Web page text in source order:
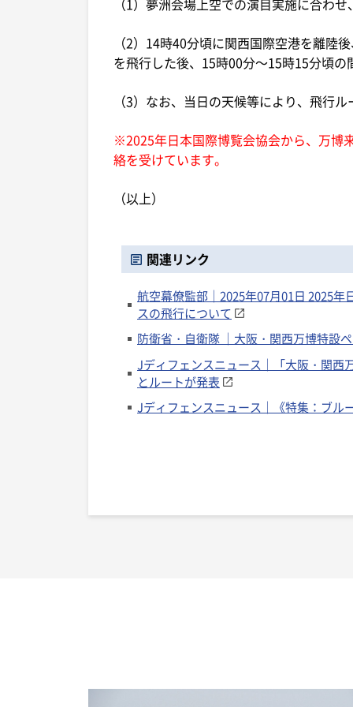
（2）14時40分頃に関西国際空港を離陸
を飛行した後、15時00分～15時15分頃
（3）なお、当日の天候等により、飛行
※2025年日本国際博覧会協会から、万博
絡を受けています。
（以上）
関連リンク
航空幕僚監部｜2025年07月01日 2025
スの飛行について
防衛省・自衛隊 ｜大阪・関西万博特設
Jディフェンスニュース｜「大阪・関
とルートが発表
Jディフェンスニュース｜《特集：ブル